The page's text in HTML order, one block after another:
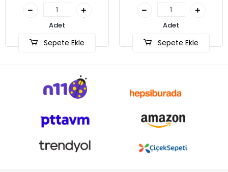
Adet
Sepete Ekle
Adet
Sepete Ekle